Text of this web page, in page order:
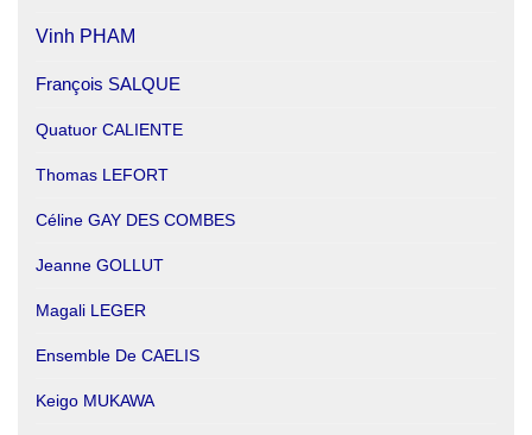
Vinh PHAM
François SALQUE
Quatuor CALIENTE
Thomas LEFORT
Céline GAY DES COMBES
Jeanne GOLLUT
Magali LEGER
Ensemble De CAELIS
Keigo MUKAWA